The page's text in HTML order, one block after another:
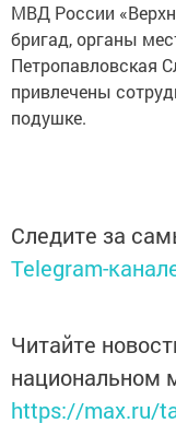
МВД России
бригад, органы
Петропавловская
привлечены
подушке.
Следите за
Telegram-
Читайте
национальном
https://max.ru/